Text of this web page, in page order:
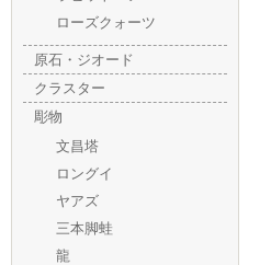
ローズクォーツ
原石・ジオード
クラスター
彫物
文昌塔
ロングイ
ヤアズ
三本脚蛙
龍